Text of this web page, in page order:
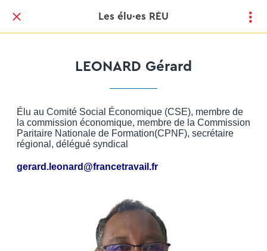
Les élu·es RÉU
LEONARD Gérard
Élu au Comité Social Économique (CSE), membre de
la commission économique, membre de la Commission
Paritaire Nationale de Formation(CPNF), secrétaire
régional, délégué syndical
gerard.leonard@francetravail.fr